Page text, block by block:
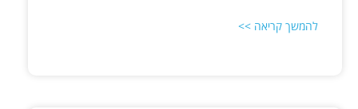
להמשך קריאה >>